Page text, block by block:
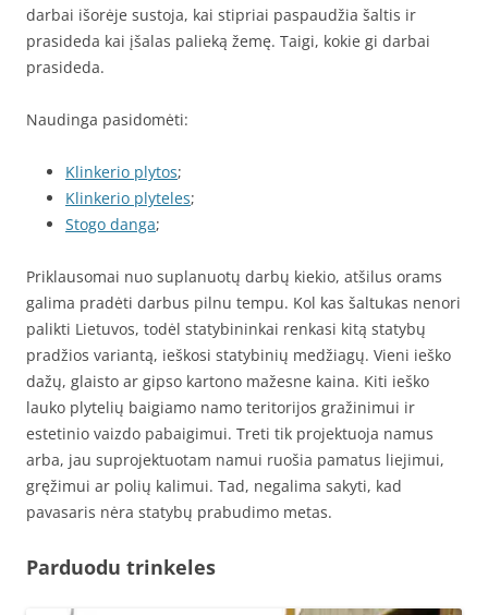
darbai išorėje sustoja, kai stipriai paspaudžia šaltis ir
prasideda kai įšalas palieką žemę. Taigi, kokie gi darbai
prasideda.
Naudinga pasidomėti:
Klinkerio plytos;
Klinkerio plyteles;
Stogo danga;
Priklausomai nuo suplanuotų darbų kiekio, atšilus orams
galima pradėti darbus pilnu tempu. Kol kas šaltukas nenori
palikti Lietuvos, todėl statybininkai renkasi kitą statybų
pradžios variantą, ieškosi statybinių medžiagų. Vieni ieško
dažų, glaisto ar gipso kartono mažesne kaina. Kiti ieško
lauko plytelių baigiamo namo teritorijos gražinimui ir
estetinio vaizdo pabaigimui. Treti tik projektuoja namus
arba, jau suprojektuotam namui ruošia pamatus liejimui,
gręžimui ar polių kalimui. Tad, negalima sakyti, kad
pavasaris nėra statybų prabudimo metas.
Parduodu trinkeles